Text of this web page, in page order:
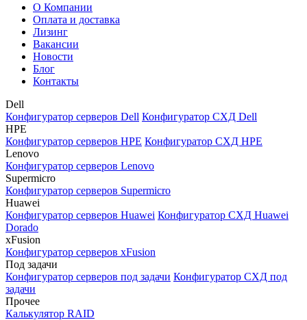
О Компании
Оплата и доставка
Лизинг
Вакансии
Новости
Блог
Контакты
Dell
Конфигуратор серверов Dell Конфигуратор СХД Dell
HPE
Конфигуратор серверов HPE Конфигуратор СХД HPE
Lenovo
Конфигуратор серверов Lenovo
Supermicro
Конфигуратор серверов Supermicro
Huawei
Конфигуратор серверов Huawei Конфигуратор СХД Huawei
Dorado
xFusion
Конфигуратор серверов xFusion
Под задачи
Конфигуратор серверов под задачи Конфигуратор СХД под
задачи
Прочее
Калькулятор RAID